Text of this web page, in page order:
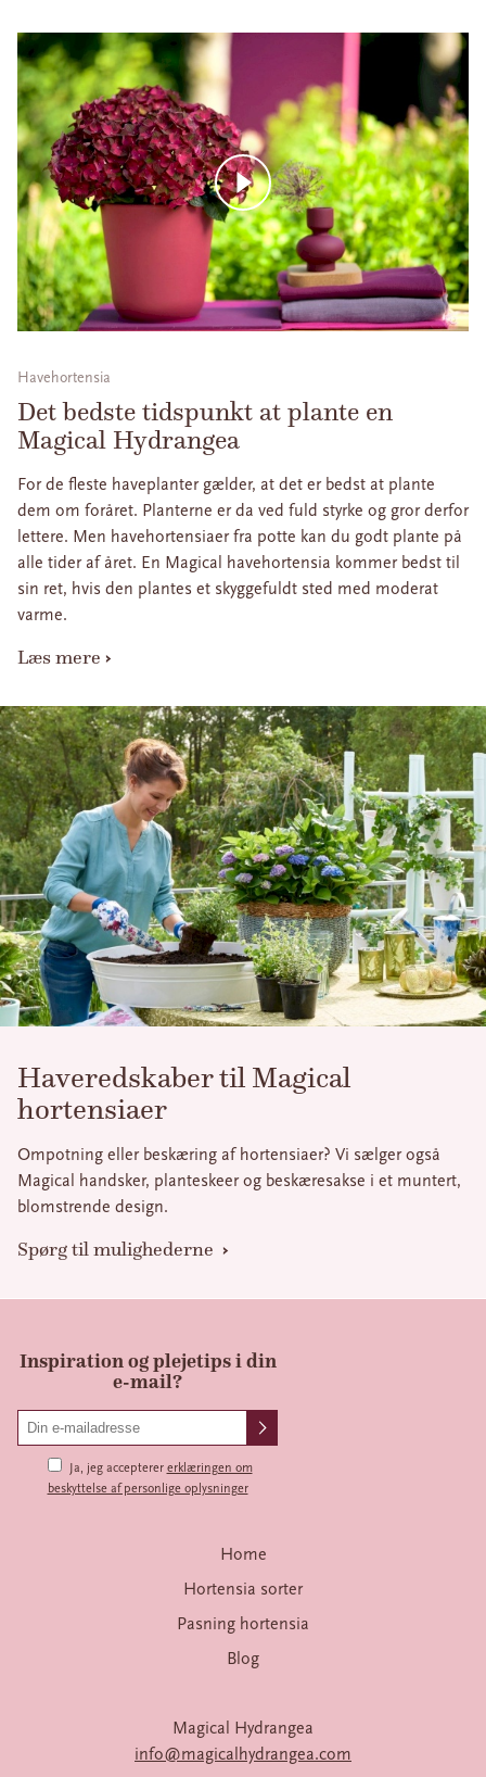
Havehortensia
Det bedste tidspunkt at plante en
Magical Hydrangea
For de fleste haveplanter gælder, at det er bedst at plante
dem om foråret. Planterne er da ved fuld styrke og gror derfor
lettere. Men havehortensiaer fra potte kan du godt plante på
alle tider af året. En Magical havehortensia kommer bedst til
sin ret, hvis den plantes et skyggefuldt sted med moderat
varme.
Læs mere
Haveredskaber til Magical
hortensiaer
Ompotning eller beskæring af hortensiaer? Vi sælger også
Magical handsker, planteskeer og beskæresakse i et muntert,
blomstrende design.
Spørg til mulighederne
Inspiration og plejetips i din
e-mail?
Ja, jeg accepterer erklæringen om
beskyttelse af personlige oplysninger
Home
Hortensia sorter
Pasning hortensia
Blog
Magical Hydrangea
info@magicalhydrangea.com